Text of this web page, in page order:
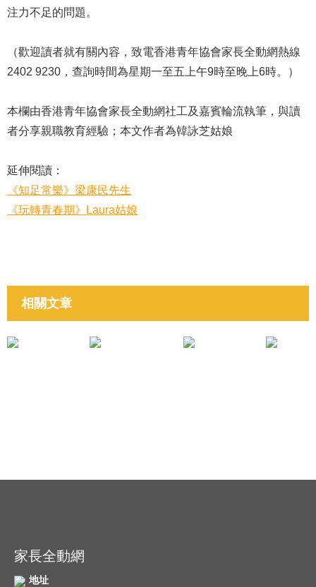
注力不足的問題。
（歡迎讀者就有關內容，致電香港青年協會家長全動網熱線
2402 9230，查詢時間為星期一至五上午9時至晚上6時。）
本欄由香港青年協會家長全動網社工及嘉賓輪流執筆，與讀
者分享親職教育經驗；本文作者為韓詠芝姑娘
延伸閱讀：
《知足常樂》梁康民先生
《玩轉青春期》Laura姑娘
相關文章
培育子女成材
家長全動網
地址